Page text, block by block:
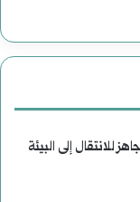
للانتقال إلى البيئة